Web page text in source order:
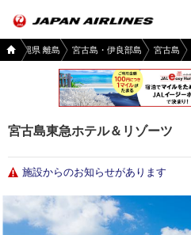
国内
ツア沖縄県 離島 宮古島・伊良部島 宮古島
宮古島東急ホテル＆リゾーツ
施設からのお知らせがあります